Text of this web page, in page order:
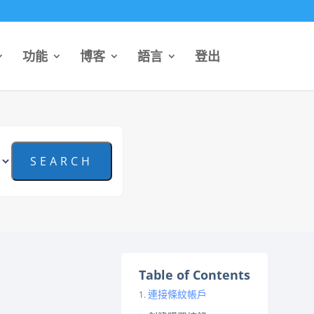
功能 博客 語言 登出
Table of Contents
連接條紋帳戶